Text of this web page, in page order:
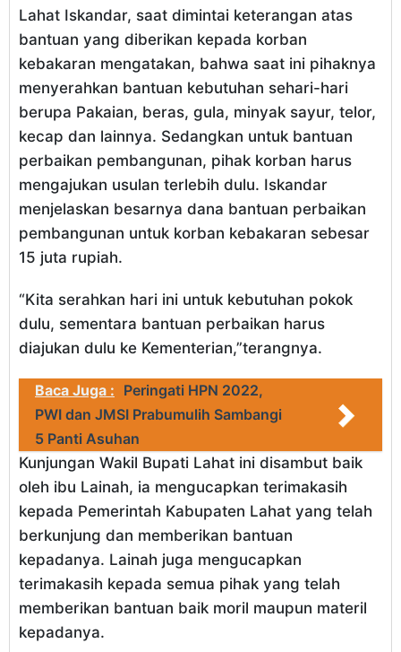
Lahat Iskandar, saat dimintai keterangan atas
bantuan yang diberikan kepada korban
kebakaran mengatakan, bahwa saat ini pihaknya
menyerahkan bantuan kebutuhan sehari-hari
berupa Pakaian, beras, gula, minyak sayur, telor,
kecap dan lainnya. Sedangkan untuk bantuan
perbaikan pembangunan, pihak korban harus
mengajukan usulan terlebih dulu. Iskandar
menjelaskan besarnya dana bantuan perbaikan
pembangunan untuk korban kebakaran sebesar
15 juta rupiah.
“Kita serahkan hari ini untuk kebutuhan pokok
dulu, sementara bantuan perbaikan harus
diajukan dulu ke Kementerian,”terangnya.
Baca Juga : Peringati HPN 2022,
PWI dan JMSI Prabumulih Sambangi
5 Panti Asuhan
Kunjungan Wakil Bupati Lahat ini disambut baik
oleh ibu Lainah, ia mengucapkan terimakasih
kepada Pemerintah Kabupaten Lahat yang telah
berkunjung dan memberikan bantuan
kepadanya. Lainah juga mengucapkan
terimakasih kepada semua pihak yang telah
memberikan bantuan baik moril maupun materil
kepadanya.